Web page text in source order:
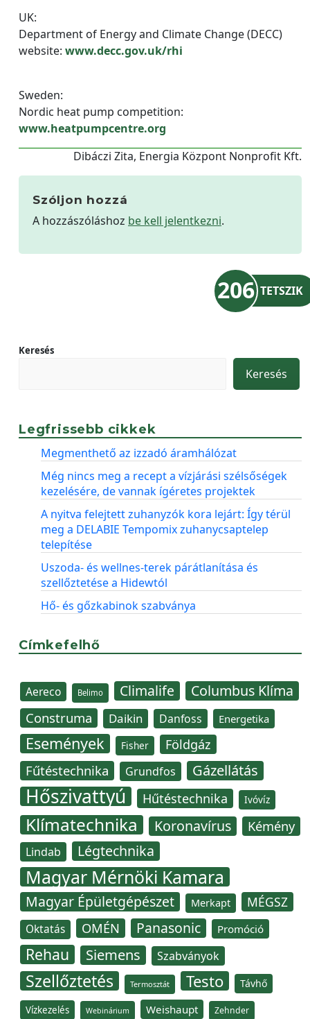
UK:
Department of Energy and Climate Change (DECC)
website: www.decc.gov.uk/rhi
Sweden:
Nordic heat pump competition:
www.heatpumpcentre.org
Dibáczi Zita, Energia Központ Nonprofit Kft.
Szóljon hozzá
A hozzászóláshoz be kell jelentkezni.
206 TETSZIK
Keresés
Keresés
Legfrissebb cikkek
Megmenthető az izzadó áramhálózat
Még nincs meg a recept a vízjárási szélsőségek
kezelésére, de vannak ígéretes projektek
A nyitva felejtett zuhanyzók kora lejárt: Így térül
meg a DELABIE Tempomix zuhanycsaptelep
telepítése
Uszoda- és wellnes-terek párátlanítása és
szellőztetése a Hidewtól
Hő- és gőzkabinok szabványa
Címkefelhő
Aereco Belimo Climalife Columbus Klíma
Construma Daikin Danfoss Energetika
Események Fisher Földgáz
Fűtéstechnika Grundfos Gázellátás
Hőszivattyú Hűtéstechnika Ivóvíz
Klímatechnika Koronavírus Kémény
Lindab Légtechnika
Magyar Mérnöki Kamara
Magyar Épületgépészet Merkapt MÉGSZ
Oktatás OMÉN Panasonic Promóció
Rehau Siemens Szabványok
Szellőztetés Termosztát Testo Távhő
Vízkezelés Webinárium Weishaupt Zehnder